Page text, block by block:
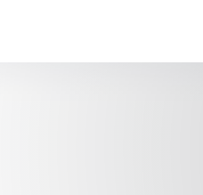
delle tue scelte sui